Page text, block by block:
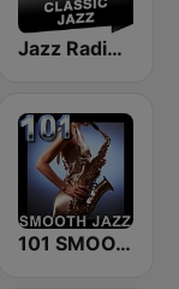
Jazz Radio Classic Jazz
101 SMOOTH JAZZ